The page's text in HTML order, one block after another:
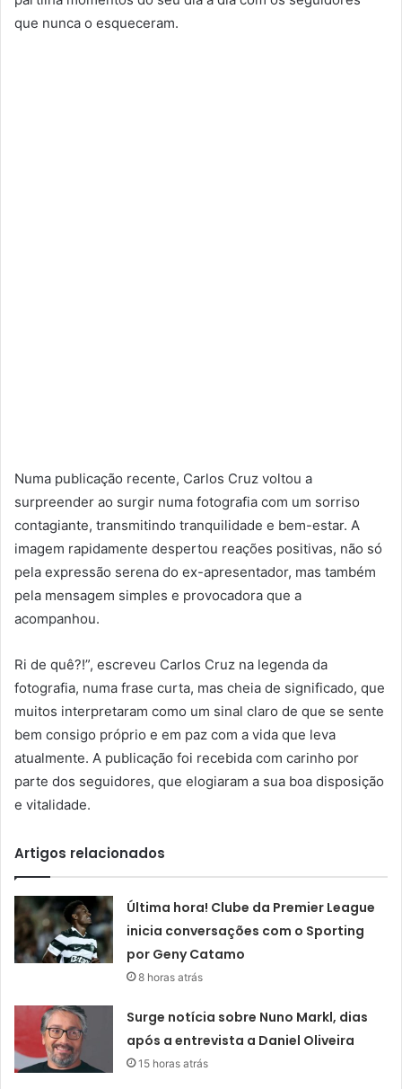
que nunca o esqueceram.
Numa publicação recente, Carlos Cruz voltou a
surpreender ao surgir numa fotografia com um sorriso
contagiante, transmitindo tranquilidade e bem-estar. A
imagem rapidamente despertou reações positivas, não só
pela expressão serena do ex-apresentador, mas também
pela mensagem simples e provocadora que a
acompanhou.
Ri de quê?!”, escreveu Carlos Cruz na legenda da
fotografia, numa frase curta, mas cheia de significado, que
muitos interpretaram como um sinal claro de que se sente
bem consigo próprio e em paz com a vida que leva
atualmente. A publicação foi recebida com carinho por
parte dos seguidores, que elogiaram a sua boa disposição
e vitalidade.
Artigos relacionados
Última hora! Clube da Premier League
inicia conversações com o Sporting
por Geny Catamo
8 horas atrás
Surge notícia sobre Nuno Markl, dias
após a entrevista a Daniel Oliveira
15 horas atrás